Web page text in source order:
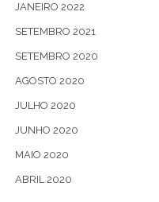
JANEIRO 2022
SETEMBRO 2021
SETEMBRO 2020
AGOSTO 2020
JULHO 2020
JUNHO 2020
MAIO 2020
ABRIL 2020